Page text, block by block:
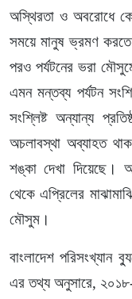
অস্থিরতা ও অবরোধে
সময়ে মানুষ ভ্রমণ করতে
পরও পর্যটনের ভরা
এমন মন্তব্য পর্যটন
সংশ্লিষ্ট অন্যান্য
অচলাবস্থা অব্যাহত
শঙ্কা দেখা দিয়েছে।
থেকে এপ্রিলের
মৌসুম।
বাংলাদেশ পরিসংখ্যান
এর তথ্য অনুসারে, ২০১৮-